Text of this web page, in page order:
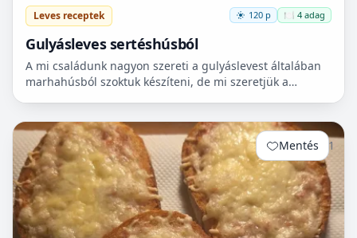
Leves receptek 120 p 🍽️ 4 adag
Gulyásleves sertéshúsból
A mi családunk nagyon szereti a gulyáslevest általában
marhahúsból szoktuk készíteni, de mi szeretjük a
Mentés 1